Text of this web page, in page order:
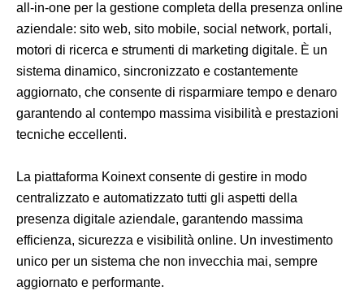
all-in-one per la gestione completa della presenza online
aziendale: sito web, sito mobile, social network, portali,
motori di ricerca e strumenti di marketing digitale. È un
sistema dinamico, sincronizzato e costantemente
aggiornato, che consente di risparmiare tempo e denaro
garantendo al contempo massima visibilità e prestazioni
tecniche eccellenti.
La piattaforma Koinext consente di gestire in modo
centralizzato e automatizzato tutti gli aspetti della
presenza digitale aziendale, garantendo massima
efficienza, sicurezza e visibilità online. Un investimento
unico per un sistema che non invecchia mai, sempre
aggiornato e performante.